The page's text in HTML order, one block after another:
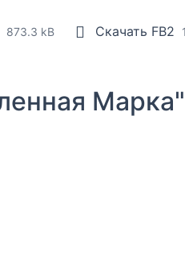
873.3 kB Скачать FB2
Марка"